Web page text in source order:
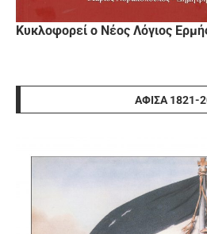
Κυκλοφορεί ο Νέος Λόγιος
ΑΦΊΣΑ 1821-